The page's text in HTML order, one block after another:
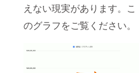
えない現実があります。こ
のグラフをご覧ください。